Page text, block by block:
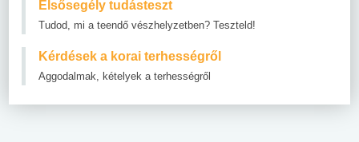
Elsősegély tudásteszt
Tudod, mi a teendő vészhelyzetben? Teszteld!
Kérdések a korai terhességről
Aggodalmak, kételyek a terhességről